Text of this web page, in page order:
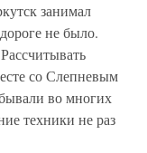
занимал
не было.
со Слепневым
во многих
техники не раз